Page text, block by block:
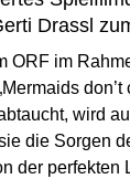
Drassl
ORF im
wird
die Sorgen
der